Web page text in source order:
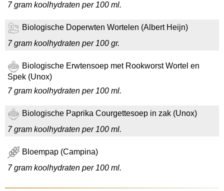
7 gram koolhydraten per 100 ml.
Biologische Doperwten Wortelen (Albert Heijn)
7 gram koolhydraten per 100 gr.
Biologische Erwtensoep met Rookworst Wortel en
Spek (Unox)
7 gram koolhydraten per 100 ml.
Biologische Paprika Courgettesoep in zak (Unox)
7 gram koolhydraten per 100 ml.
Bloempap (Campina)
7 gram koolhydraten per 100 ml.